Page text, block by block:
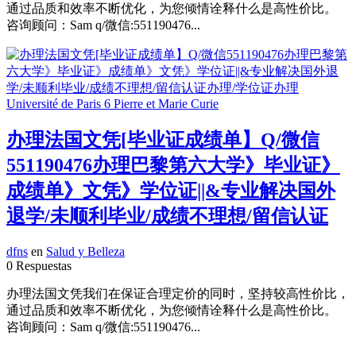
通过品质和效率不断优化，为您倾情诠释什么是高性价比。
咨询顾问：Sam q/微信:551190476...
办理法国文凭[毕业证成绩单】Q/微信
551190476办理巴黎第六大学》毕业证》
成绩单》文凭》学位证||&专业解决国外
退学/未顺利毕业/成绩不理想/留信认证
dfns en Salud y Belleza
0 Respuestas
办理法国文凭我们在保证合理定价的同时，坚持较高性价比，
通过品质和效率不断优化，为您倾情诠释什么是高性价比。
咨询顾问：Sam q/微信:551190476...